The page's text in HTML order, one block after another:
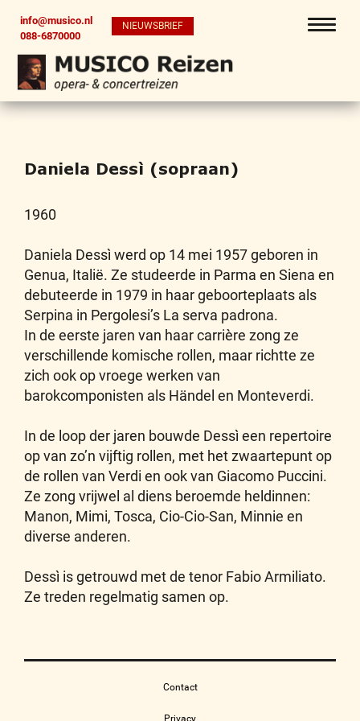
info@musico.nl
088-6870000
NIEUWSBRIEF
Daniela Dessì (sopraan)
1960
Daniela Dessì werd op 14 mei 1957 geboren in
Genua, Italië. Ze studeerde in Parma en Siena en
debuteerde in 1979 in haar geboorteplaats als
Serpina in Pergolesi’s La serva padrona.
In de eerste jaren van haar carrière zong ze
verschillende komische rollen, maar richtte ze
zich ook op vroege werken van
barokcomponisten als Händel en Monteverdi.
In de loop der jaren bouwde Dessì een repertoire
op van zo’n vijftig rollen, met het zwaartepunt op
de rollen van Verdi en ook van Giacomo Puccini.
Ze zong vrijwel al diens beroemde heldinnen:
Manon, Mimi, Tosca, Cio-Cio-San, Minnie en
diverse anderen.
Dessì is getrouwd met de tenor Fabio Armiliato.
Ze treden regelmatig samen op.
Contact
Privacy